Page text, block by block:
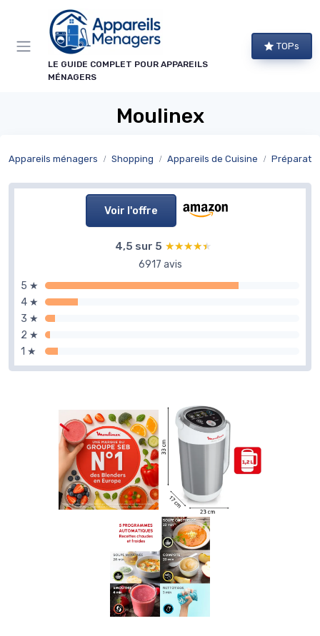
LE GUIDE COMPLET POUR APPAREILS
MÉNAGERS
TOPs
Moulinex
Appareils ménagers Shopping Appareils de Cuisine
Voir l'offre
4,5 sur 5 ★★★★★
★★★★★
6917 avis
5 ★
4 ★
3 ★
2 ★
1 ★
Panneau de gestion des cookies